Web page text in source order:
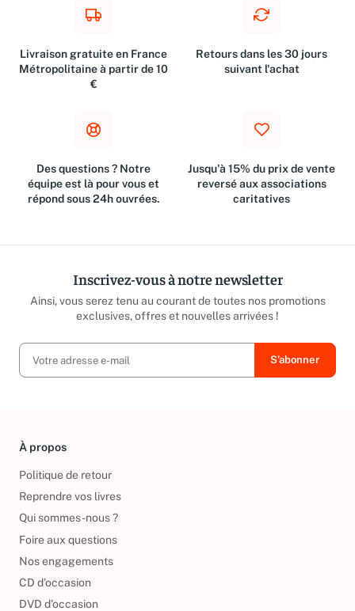
Livraison gratuite en France
Métropolitaine à partir de 10
€
Retours dans les 30 jours
suivant l'achat
Des questions ? Notre
équipe est là pour vous et
répond sous 24h ouvrées.
Jusqu'à 15% du prix de vente
reversé aux associations
caritatives
Inscrivez-vous à notre newsletter
Ainsi, vous serez tenu au courant de toutes nos promotions
exclusives, offres et nouvelles arrivées !
À propos
Politique de retour
Reprendre vos livres
Qui sommes-nous ?
Foire aux questions
Nos engagements
CD d'occasion
DVD d'occasion